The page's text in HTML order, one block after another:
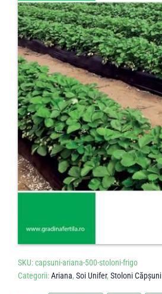
SKU:capsuni-ariana-500-stoloni-frigo
Categorii:Ariana, Soi Unifer, Stoloni Căpșuni